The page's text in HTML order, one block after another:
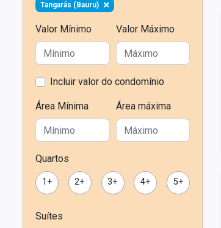
Tangarás (Bauru)
Valor Mínimo Valor Máximo
Incluir valor do condomínio
Área Mínima Área máxima
Quartos
1+ 2+ 3+ 4+ 5+
Suítes
Clique e veja
+ 2 fotos